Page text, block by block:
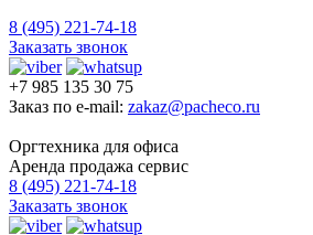
8 (495) 221-74-18
Заказать звонок
+7 985 135 30 75
Заказ по e-mail: zakaz@pacheco.ru
Оргтехника для офиса
Аренда продажа сервис
8 (495) 221-74-18
Заказать звонок